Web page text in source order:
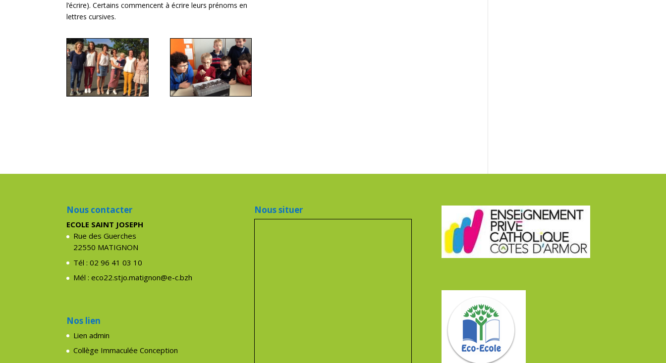
l’écrire). Certains commencent à écrire leurs prénoms en
lettres cursives.
Nous contacter
ECOLE SAINT JOSEPH
Rue des Guerches
22550 MATIGNON
Tél : 02 96 41 03 10
Mél : eco22.stjo.matignon@e-c.bzh
Nos lien
Lien admin
Collège Immaculée Conception
Nous situer